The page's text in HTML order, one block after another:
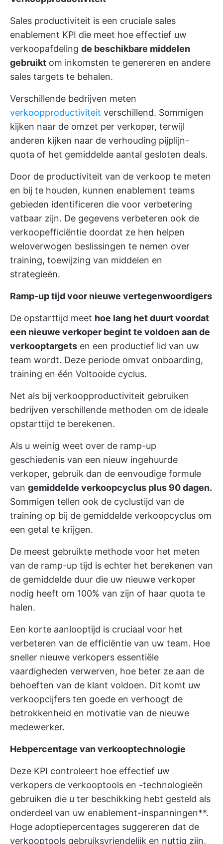
Sales productiviteit is een cruciale sales
enablement KPI die meet hoe effectief uw
verkoopafdeling de beschikbare middelen
gebruikt om inkomsten te genereren en andere
sales targets te behalen.
Verschillende bedrijven meten
verkoopproductiviteit verschillend. Sommigen
kijken naar de omzet per verkoper, terwijl
anderen kijken naar de verhouding pijplijn-
quota of het gemiddelde aantal gesloten deals.
Door de productiviteit van de verkoop te meten
en bij te houden, kunnen enablement teams
gebieden identificeren die voor verbetering
vatbaar zijn. De gegevens verbeteren ook de
verkoopefficiëntie doordat ze hen helpen
weloverwogen beslissingen te nemen over
training, toewijzing van middelen en
strategieën.
Ramp-up tijd voor nieuwe vertegenwoordigers
De opstarttijd meet hoe lang het duurt voordat
een nieuwe verkoper begint te voldoen aan de
verkooptargets en een productief lid van uw
team wordt. Deze periode omvat onboarding,
training en één Voltooide cyclus.
Net als bij verkoopproductiviteit gebruiken
bedrijven verschillende methoden om de ideale
opstarttijd te berekenen.
Als u weinig weet over de ramp-up
geschiedenis van een nieuw ingehuurde
verkoper, gebruik dan de eenvoudige formule
van gemiddelde verkoopcyclus plus 90 dagen.
Sommigen tellen ook de cyclustijd van de
training op bij de gemiddelde verkoopcyclus om
een getal te krijgen.
De meest gebruikte methode voor het meten
van de ramp-up tijd is echter het berekenen van
de gemiddelde duur die uw nieuwe verkoper
nodig heeft om 100% van zijn of haar quota te
halen.
Een korte aanlooptijd is cruciaal voor het
verbeteren van de efficiëntie van uw team. Hoe
sneller nieuwe verkopers essentiële
vaardigheden verwerven, hoe beter ze aan de
behoeften van de klant voldoen. Dit komt uw
verkoopcijfers ten goede en verhoogt de
betrokkenheid en motivatie van de nieuwe
medewerker.
Hebpercentage van verkooptechnologie
Deze KPI controleert hoe effectief uw
verkopers de verkooptools en -technologieën
gebruiken die u ter beschikking hebt gesteld als
onderdeel van uw enablement-inspanningen**.
Hoge adoptiepercentages suggereren dat de
verkooptools gebruiksvriendelijk en nuttig zijn,